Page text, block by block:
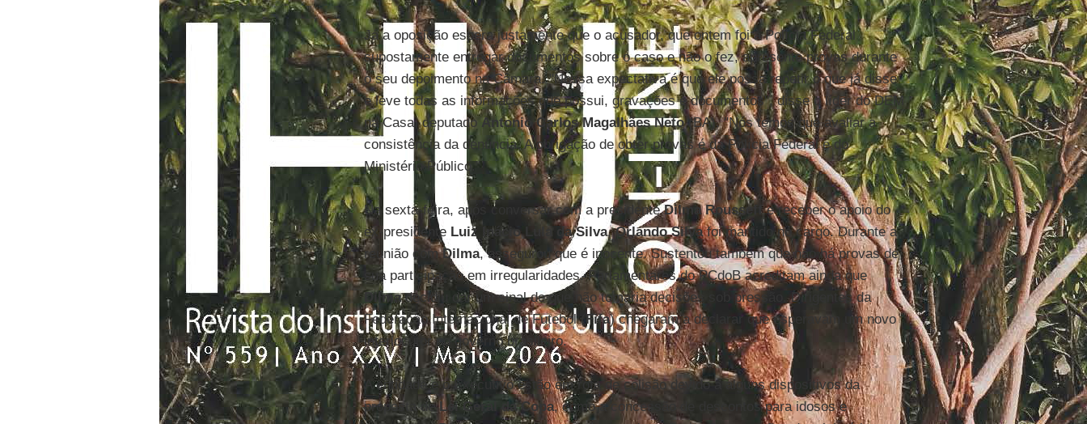
Já a oposição espera justamente que o acusador, que ontem foi à Polícia Federal
supostamente entregar documentos sobre o caso e não o fez, apresente provas durante
o seu depoimento na Câmara. "Nossa expectativa é que ele possa repetir o que já disse
e leve todas as informações que possui, gravações e documentos", disse o líder do DEM
na Casa, deputado Antonio Carlos Magalhães Neto(BA). "Nós temos que avaliar a
consistência da denúncia. A obrigação de obter provas é da Polícia Federal e do
Ministério Público."
Na sexta-feira, após conversar com a presidenteDilma Rousseffe receber o apoio do
ex-presidente Luiz Inácio Lula da Silva,Orlando Silvafoi mantido no cargo. Durante a
reunião comDilma, assegurou que é inocente. Sustentou também que não há provas de
sua participação em irregularidades. Parlamentares do PCdoB acreditam ainda que
Dilmadecidiu dar um sinal de que não tomaria decisões sob pressão. Dirigentes da
Federação Internacional de Futebol ( Fifa) chegaram a declarar que esperavam um novo
interlocutor no governo brasileiro.
A entidade e o Executivo estão em rota de colisão devido a alguns dispositivos da
proposta deLei Geral da Copa, como a concessão de descontos para idosos e